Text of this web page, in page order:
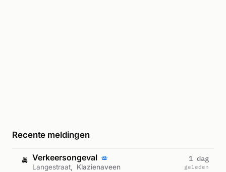
Recente meldingen
🚔 Verkeersongeval
Langestraat,
Klazienaveen
1 dag
geleden